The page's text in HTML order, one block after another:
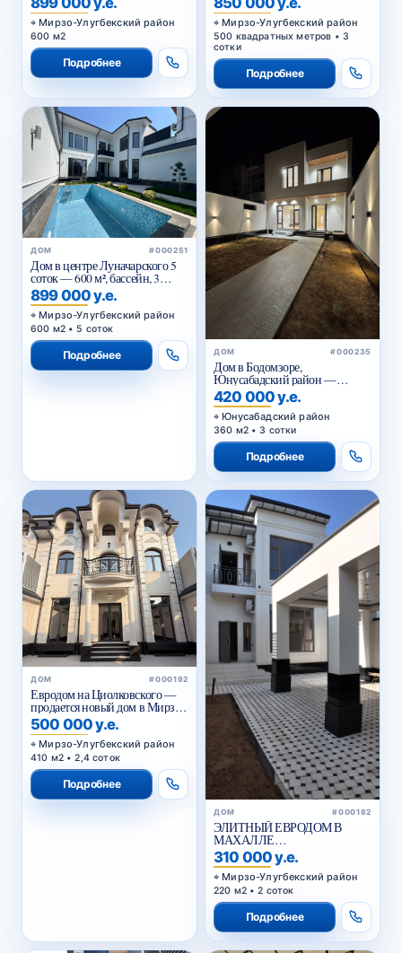
Мирзо-Улугбекский район
600 м2
Подробнее
Мирзо-Улугбекский район
500 квадратных метров • 3
сотки
Подробнее
ДОМ #000251
Дом в центре Луначарского 5
соток — 600 м², бассейн, 3
уровня
899 000 у.е.
Мирзо-Улугбекский район
600 м2 • 5 соток
Подробнее ДОМ #000235
Дом в Бодомзоре,
Юнусабадский район —
купить дом в Ташкенте 360 м² с
качественным ремонтом
420 000 у.е.
Юнусабадский район
360 м2 • 3 сотки
Подробнее
ДОМ #000192
Евродом на Циолковского —
продается новый дом в Мирзо-
Улугбекском районе Ташкента
500 000 у.е.
Мирзо-Улугбекский район
410 м2 • 2,4 соток
Подробнее
ДОМ #000182
ЭЛИТНЫЙ ЕВРОДОМ В
МАХАЛЛЕ
ЦИОЛКОВСКОГО
310 000 у.е.
Мирзо-Улугбекский район
220 м2 • 2 соток
Подробнее